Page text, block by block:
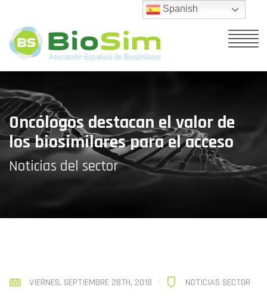
Oncólogos destacan el valor de
los biosimilares para el acceso
Noticias del sector
VIERNES, SEPTIEMBRE 28TH, 2018 NOTICIAS SECTOR
Spanish